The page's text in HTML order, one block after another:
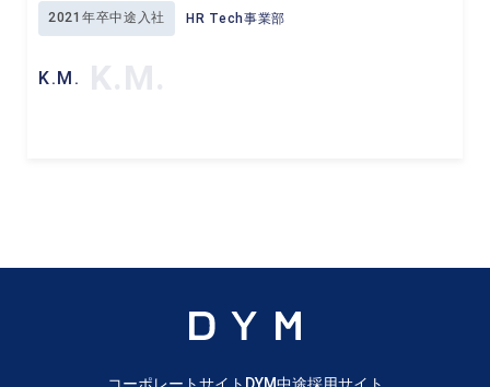
2021年卒中途入社 HR Tech事業部
K.M.